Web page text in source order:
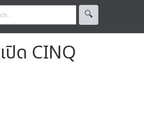
🔍︎
ปิด CINQ